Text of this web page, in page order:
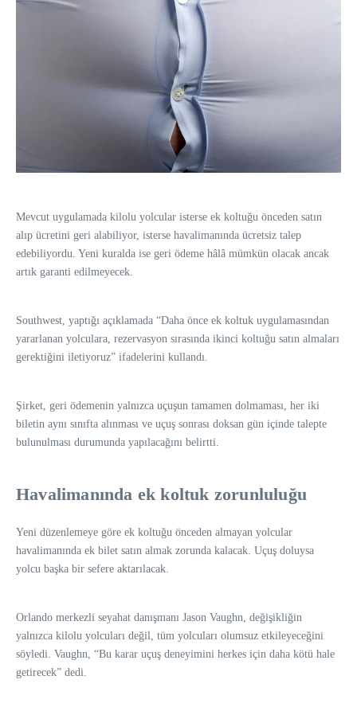
Mevcut uygulamada kilolu yolcular isterse ek koltuğu önceden satın
alıp ücretini geri alabiliyor, isterse havalimanında ücretsiz talep
edebiliyordu. Yeni kuralda ise geri ödeme hâlâ mümkün olacak ancak
artık garanti edilmeyecek.
Southwest, yaptığı açıklamada “Daha önce ek koltuk uygulamasından
yararlanan yolculara, rezervasyon sırasında ikinci koltuğu satın almaları
gerektiğini iletiyoruz” ifadelerini kullandı.
Şirket, geri ödemenin yalnızca uçuşun tamamen dolmaması, her iki
biletin aynı sınıfta alınması ve uçuş sonrası doksan gün içinde talepte
bulunulması durumunda yapılacağını belirtti.
Havalimanında ek koltuk zorunluluğu
Yeni düzenlemeye göre ek koltuğu önceden almayan yolcular
havalimanında ek bilet satın almak zorunda kalacak. Uçuş doluysa
yolcu başka bir sefere aktarılacak.
Orlando merkezli seyahat danışmanı Jason Vaughn, değişikliğin
yalnızca kilolu yolcuları değil, tüm yolcuları olumsuz etkileyeceğini
söyledi. Vaughn, “Bu karar uçuş deneyimini herkes için daha kötü hale
getirecek” dedi.